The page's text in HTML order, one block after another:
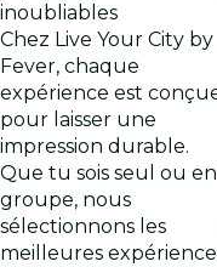
inoubliables
Chez Live Your City by
Fever, chaque
expérience est
pour laisser une
impression durable.
Que tu sois seul ou en
groupe, nous
sélectionnons les
meilleures